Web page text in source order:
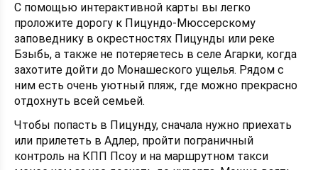
С помощью интерактивной карты вы легко
проложите дорогу к Пицундо-Мюссерскому
заповеднику в окрестностях Пицунды или реке
Бзыбь, а также не потеряетесь в селе Агарки, когда
захотите дойти до Монашеского ущелья. Рядом с
ним есть очень уютный пляж, где можно прекрасно
отдохнуть всей семьей.
Чтобы попасть в Пицунду, сначала нужно приехать
или прилететь в Адлер, пройти пограничный
контроль на КПП Псоу и на маршрутном такси